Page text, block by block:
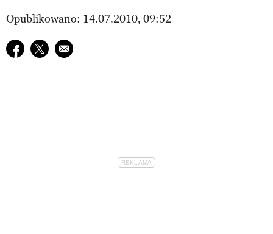
Opublikowano: 14.07.2010, 09:52
Udostępnij na facebook
Udostępnij na twitter
E-mail do przyjaciela